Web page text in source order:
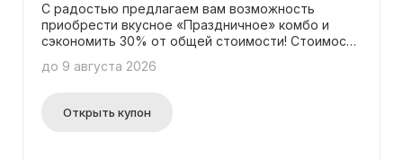
С радостью предлагаем вам возможность
приобрести вкусное «Праздничное» комбо и
сэкономить 30% от общей стоимости! Стоимость
2509 рублей! В рамках этого предложения вы
«Честер» (30 см), а также 1,5 литра морса. И
самое лучшее — вам не нужно вводить промокод
до 9 августа 2026
Открыть купон